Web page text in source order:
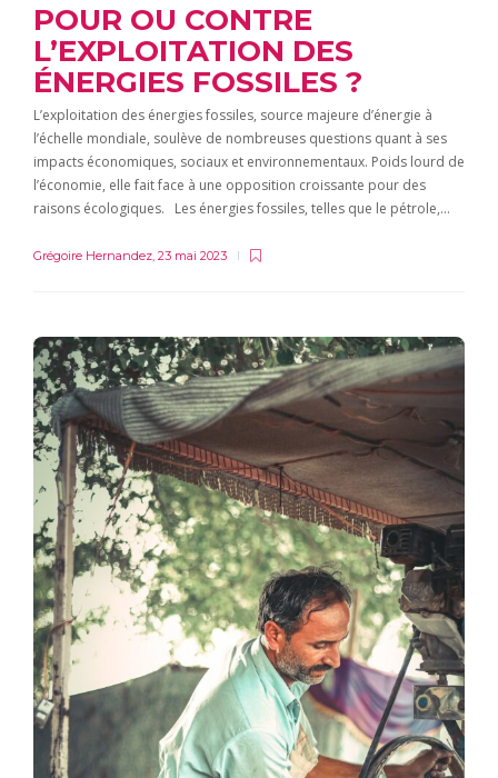
POUR OU CONTRE
L’EXPLOITATION DES
ÉNERGIES FOSSILES ?
L’exploitation des énergies fossiles, source majeure d’énergie à
l’échelle mondiale, soulève de nombreuses questions quant à ses
impacts économiques, sociaux et environnementaux. Poids lourd de
l’économie, elle fait face à une opposition croissante pour des
raisons écologiques. Les énergies fossiles, telles que le pétrole,…
Grégoire Hernandez 23 mai 2023